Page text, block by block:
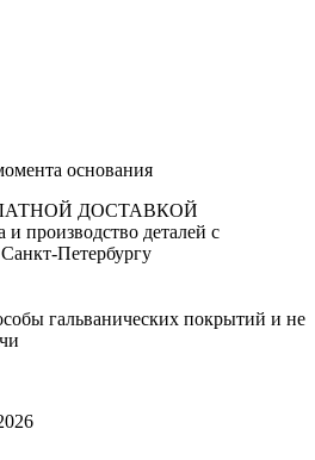
основания
ДОСТАВКОЙ
и производство деталей с
Петербургу
гальванических покрытий и не